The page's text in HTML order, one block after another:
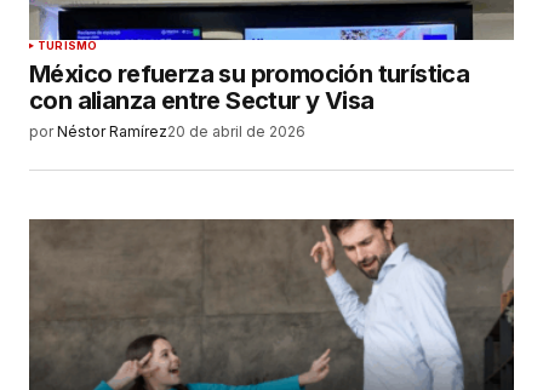
TURISMO
México refuerza su promoción turística
con alianza entre Sectur y Visa
por Néstor Ramírez20 de abril de 2026